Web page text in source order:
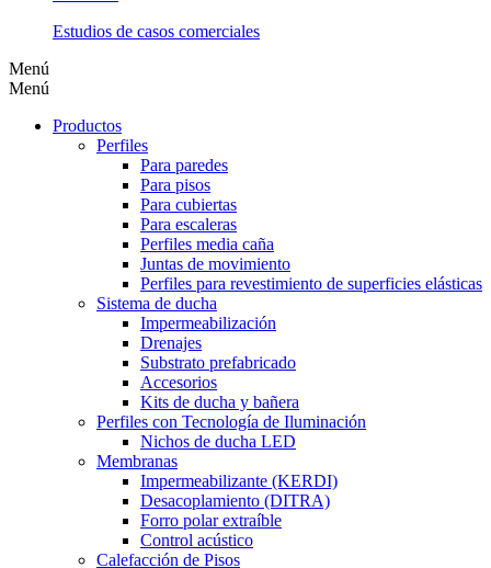
Estudios de casos comerciales
Menú
Menú
Productos
Perfiles
Para paredes
Para pisos
Para cubiertas
Para escaleras
Perfiles media caña
Juntas de movimiento
Perfiles para revestimiento de superficies elásticas
Sistema de ducha
Impermeabilización
Drenajes
Substrato prefabricado
Accesorios
Kits de ducha y bañera
Perfiles con Tecnología de Iluminación
Nichos de ducha LED
Membranas
Impermeabilizante (KERDI)
Desacoplamiento (DITRA)
Forro polar extraíble
Control acústico
Calefacción de Pisos